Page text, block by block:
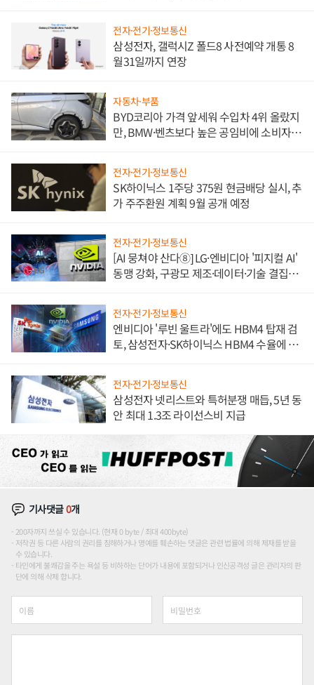
전자·전기·정보통신
삼성전자, 갤럭시Z 폴드8 사전예약 개통 8
월31일까지 연장
자동차·부품
BYD코리아 가격 앞세워 수입차 4위 올랐지
만, BMW·벤츠보다 높은 공임비에 소비자
전자·전기·정보통신
SK하이닉스 1주당 375원 현금배당 실시, 추
가 주주환원 계획 9월 공개 예정
전자·전기·정보통신
[AI 뭉쳐야 산다⑧] LG·엔비디아 '피지컬 AI'
동맹 강화, 구광모 제조·데이터·기술 결집
전자·전기·정보통신
엔비디아 '루빈 울트라'에도 HBM4 탑재 검
토, 삼성전자·SK하이닉스 HBM4 수율에 주
전자·전기·정보통신
삼성전자 넷리스트와 특허분쟁 매듭, 5년 동
안 최대 1.3조 라이선스비 지급
기사댓글0개
200자까지 쓰실 수 있습니다. (현재 0 byte / 최대 400byte)
저작권 등 다른 사람의 권리를 침해하거나 명예를 훼손하는 댓글은 관련 법률에 의해 제재를 받을
수 있습니다.
타인에게 불쾌감을 주는 욕설 등 비하하는 단어가 내용에 포함되거나 인신공격성 글은 관리자의 판
단에 의해 삭제 합니다.